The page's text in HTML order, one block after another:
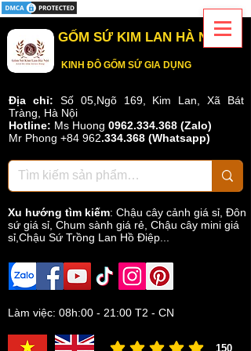
GỐM SỨ KIM LAN HÀ NỘI
KINH ĐÔ GỐM SỨ GIA DỤNG
Địa chỉ: Số 05,Ngõ 169, Kim Lan, Xã Bát
Tràng, Hà Nội
Hotline: Ms Huong 0962.334.368 (Zalo)
Mr Phong +84 962.334.368 (Whatsapp)
Xu hướng tìm kiếm: Chậu cây cảnh giá sỉ Đôn
sứ giá sỉ Chum sành giá rẻ Chậu cây mini giá
sỉ,Chậu Sứ Trồng Lan Hồ Điệp...
Làm việc: 08h:00 - 21:00 T2 - CN
150